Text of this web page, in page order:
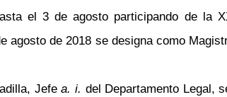
el 3 de agosto participando de la
agosto de 2018 se designa como
Jefea. i. del Departamento Legal,